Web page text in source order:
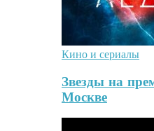
Кино и сериалы
Звезды на
Москве